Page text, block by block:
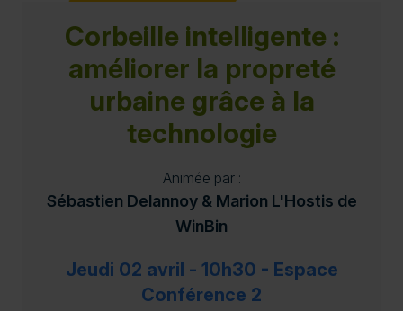
Corbeille intelligente :
améliorer la propreté
urbaine grâce à la
technologie
Animée par :
Sébastien Delannoy & Marion L'Hostis de
WinBin
Jeudi 02 avril - 10h30 - Espace
Conférence 2